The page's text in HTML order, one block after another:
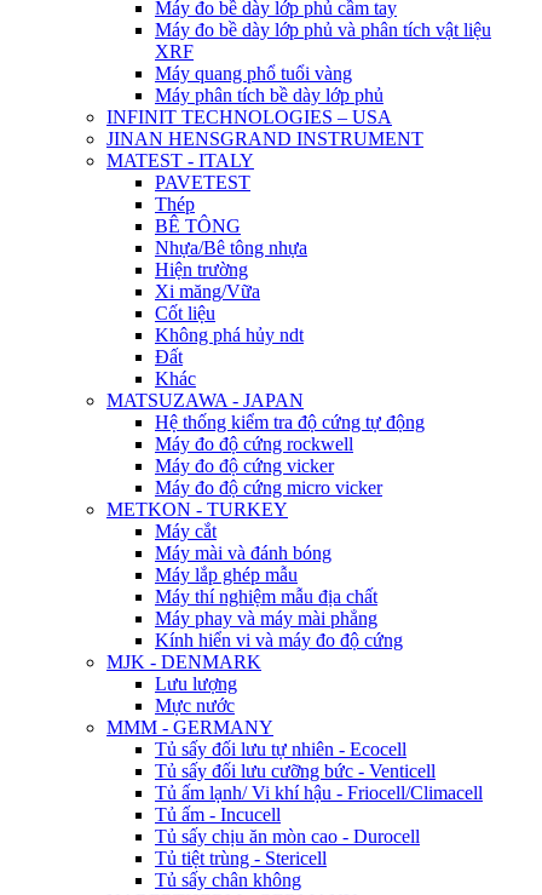
Máy đo bề dày lớp phủ cầm tay
Máy đo bề dày lớp phủ và phân tích vật liệu
XRF
Máy quang phổ tuổi vàng
Máy phân tích bề dày lớp phủ
INFINIT TECHNOLOGIES – USA
JINAN HENSGRAND INSTRUMENT
MATEST - ITALY
PAVETEST
Thép
BÊ TÔNG
Nhựa/Bê tông nhựa
Hiện trường
Xi măng/Vữa
Cốt liệu
Không phá hủy ndt
Đất
Khác
MATSUZAWA - JAPAN
Hệ thống kiểm tra độ cứng tự động
Máy đo độ cứng rockwell
Máy đo độ cứng vicker
Máy đo độ cứng micro vicker
METKON - TURKEY
Máy cắt
Máy mài và đánh bóng
Máy lắp ghép mẫu
Máy thí nghiệm mẫu địa chất
Máy phay và máy mài phẳng
Kính hiển vi và máy đo độ cứng
MJK - DENMARK
Lưu lượng
Mực nước
MMM - GERMANY
Tủ sấy đối lưu tự nhiên - Ecocell
Tủ sấy đối lưu cưỡng bức - Venticell
Tủ ấm lạnh/ Vi khí hậu - Friocell/Climacell
Tủ ấm - Incucell
Tủ sấy chịu ăn mòn cao - Durocell
Tủ tiệt trùng - Stericell
Tủ sấy chân không